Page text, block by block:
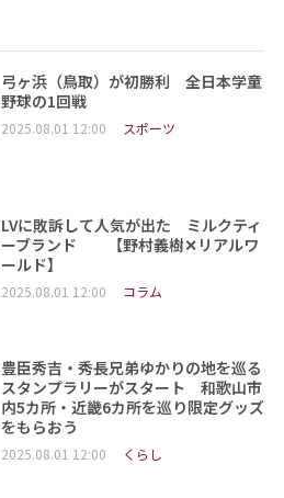
弓ヶ浜（鳥取）が初勝利 全日本学童
野球の1回戦
2025.08.01 12:00 スポーツ
LVに敗訴して人気が出た ミルクティ
ーブランド 【野村義樹✕リアルワ
ールド】
2025.08.01 12:00 コラム
豊臣秀吉・秀長兄弟ゆかりの地を巡る
スタンプラリーがスタート 和歌山市
内5カ所・近畿6カ所を巡り限定グッズ
をもらおう
2025.08.01 12:00 くらし